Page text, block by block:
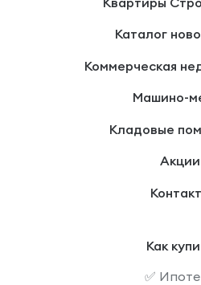
Каталог
Коммерческая
Машино-
Кладовые
Акции
Как
✅